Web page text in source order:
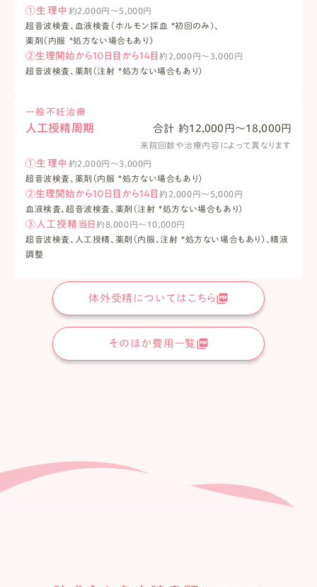
①生理中 約2,000円〜5,000円
超音波検査、血液検査（ホルモン採血 *初回のみ）、
薬剤（内服 *処方ない場合もあり）
②生理開始から10日目から14目 約2,000円〜3,000円
超音波検査、薬剤（注射 *処方ない場合もあり）
一般不妊治療
人工授精周期 合計 約12,000円〜18,000円
来院回数や治療内容によって異なります
①生理中 約2,000円〜3,000円
超音波検査、薬剤（内服 *処方ない場合もあり）
②生理開始から10日目から14目 約2,000円〜5,000円
血液検査、超音波検査、薬剤（注射 *処方ない場合もあり）
③人工授精当日 約8,000円〜10,000円
超音波検査、人工授精、薬剤（内服、注射 *処方ない場合もあり）、精液
調整
体外受精についてはこちらpicture_as_pdf
そのほか費用一覧 picture_as_pdf